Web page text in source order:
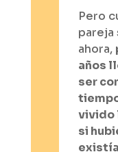
Pero
pareja
ahora,
años
ser
vivido
si